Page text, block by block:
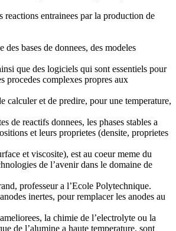
reactions entrainees par la production de
des bases de donnees, des modeles
que des logiciels qui sont essentiels pour
procedes complexes propres aux
calculer et de predire, pour une temperature,
de reactifs donnees, les phases stables a
et leurs proprietes (densite, proprietes
et viscosite), est au coeur meme du
de l’avenir dans le domaine de
professeur a l’Ecole Polytechnique.
inertes, pour remplacer les anodes au
la chimie de l’electrolyte ou la
de l’alumine a haute temperature, sont